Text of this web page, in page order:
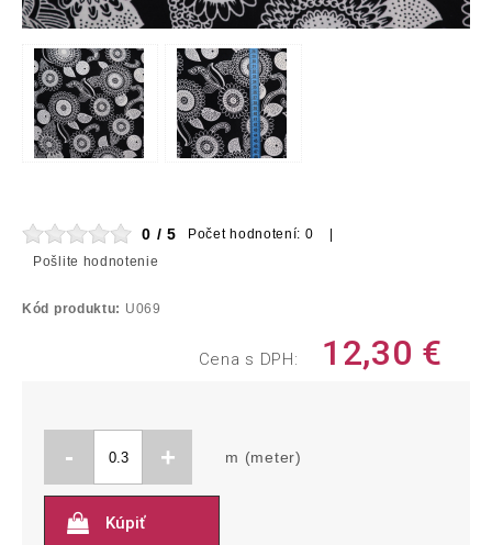
0 / 5
Počet hodnotení: 0 |
Pošlite hodnotenie
Kód produktu: U069
Cena s DPH: 12,30 €
- + m (meter)
Kúpiť